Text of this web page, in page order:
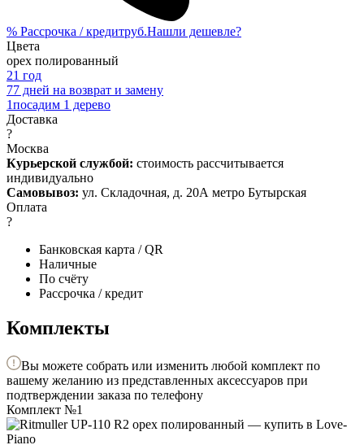
% Рассрочка / кредитруб.Нашли дешевле?
Цвета
орех полированный
21 год
77 дней на возврат и замену
1посадим 1 дерево
Доставка
?
Москва
Курьерской службой: стоимость рассчитывается
индивидуально
Самовывоз: ул. Складочная, д. 20А метро Бутырская
Оплата
?
Банковская карта / QR
Наличные
По счёту
Рассрочка / кредит
Комплекты
Вы можете собрать или изменить любой комплект по
вашему желанию из представленных аксессуаров при
подтверждении заказа по телефону
Комплект №1